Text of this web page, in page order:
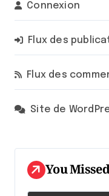
Connexion
Flux des
Flux des
Site de
You Missed